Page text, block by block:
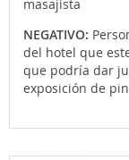
masajista
NEGATIVO:
del hotel que
que podría dar
exposición de